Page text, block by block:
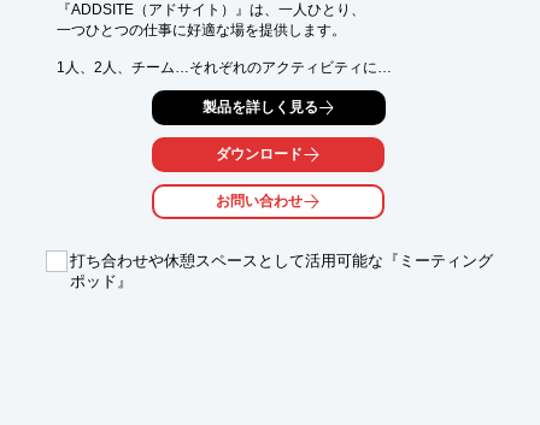
『ADDSITE（アドサイト）』は、一人ひとり、
一つひとつの仕事に好適な場を提供します。
1人、2人、チーム…それぞれのアクティビティに
特化したブースセッティングが可能。
多彩なブースをオフィスに配置しても圧迫感を感じない、
シンプルかつ柔らかなパネルのデザインが特長です。
■それぞれのアクティビティに特化したブースセッティングが可
■シンプルかつ柔らかなパネルのデザイン
製品を詳しく見る
ダウンロード
お問い合わせ
打ち合わせや休憩スペースとして活用可能な『ミーティング
ポッド』